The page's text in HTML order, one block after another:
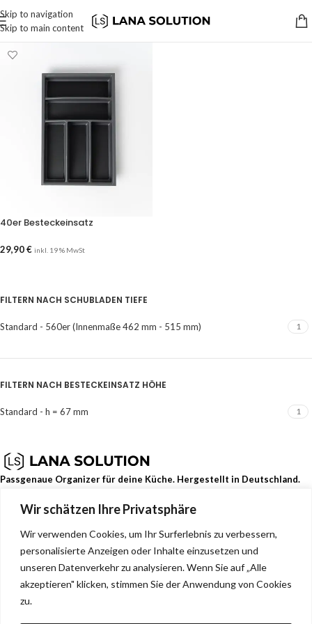
Wir schätzen Ihre Privatsphäre
Wir verwenden Cookies, um Ihr Surferlebnis zu verbessern,
personalisierte Anzeigen oder Inhalte einzusetzen und
unseren Datenverkehr zu analysieren. Wenn Sie auf „Alle
akzeptieren" klicken, stimmen Sie der Anwendung von Cookies
zu.
Skip to navigation
Skip to main content
FILTERN NACH SCHUBLADEN TIEFE
Standard - 560er (Innenmaße 462 mm - 515 mm) 1
FILTERN NACH BESTECKEINSATZ HÖHE
Standard - h = 67 mm 1
40er Besteckeinsatz
29,90€ inkl. 19 % MwSt
Passgenaue Organizer für deine Küche. Hergestellt in Deutschland.
Dehmerstr. 93b, Bad Oeynhausen, Deutschland, 32549
info@lana-solution.de
NEUESTE BEITRÄGE
SERVICE